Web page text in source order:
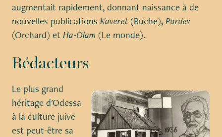
augmentait rapidement, donnant naissance à de
nouvelles publications Kaveret(Ruche), Pardes
(Orchard) et Ha-Olam (Le monde).
Rédacteurs
Le plus grand
héritage d'Odessa
à la culture juive
est peut-être sa